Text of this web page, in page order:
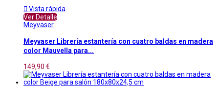
 Vista rápida
Ver Detalle
Meyvaser
Meyvaser Librería estantería con cuatro baldas en madera
color Mauvella para...
149,90 €